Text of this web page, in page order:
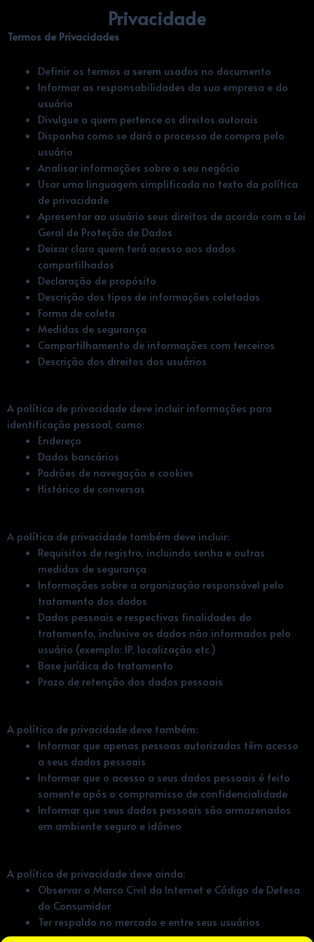
Privacidade
Termos de Privacidades
Definir os termos a serem usados no documento
Informar as responsabilidades da sua empresa e do
usuário
Divulgue a quem pertence os direitos autorais
Disponha como se dará o processo de compra pelo
usuário
Analisar informações sobre o seu negócio
Usar uma linguagem simplificada no texto da política
de privacidade
Apresentar ao usuário seus direitos de acordo com a Lei
Geral de Proteção de Dados
Deixar claro quem terá acesso aos dados
compartilhados
Declaração de propósito
Descrição dos tipos de informações coletadas
Forma de coleta
Medidas de segurança
Compartilhamento de informações com terceiros
Descrição dos direitos dos usuários
A política de privacidade deve incluir informações para
identificação pessoal, como:
Endereço
Dados bancários
Padrões de navegação e cookies
Histórico de conversas
A política de privacidade também deve incluir:
Requisitos de registro, incluindo senha e outras
medidas de segurança
Informações sobre a organização responsável pelo
tratamento dos dados
Dados pessoais e respectivas finalidades do
tratamento, inclusive os dados não informados pelo
usuário (exemplo: IP, localização etc.)
Base jurídica do tratamento
Prazo de retenção dos dados pessoais
A política de privacidade deve também:
Informar que apenas pessoas autorizadas têm acesso
a seus dados pessoais
Informar que o acesso a seus dados pessoais é feito
somente após o compromisso de confidencialidade
Informar que seus dados pessoais são armazenados
em ambiente seguro e idôneo
A política de privacidade deve ainda:
Observar o Marco Civil da Internet e Código de Defesa
do Consumidor
Ter respaldo no mercado e entre seus usuários